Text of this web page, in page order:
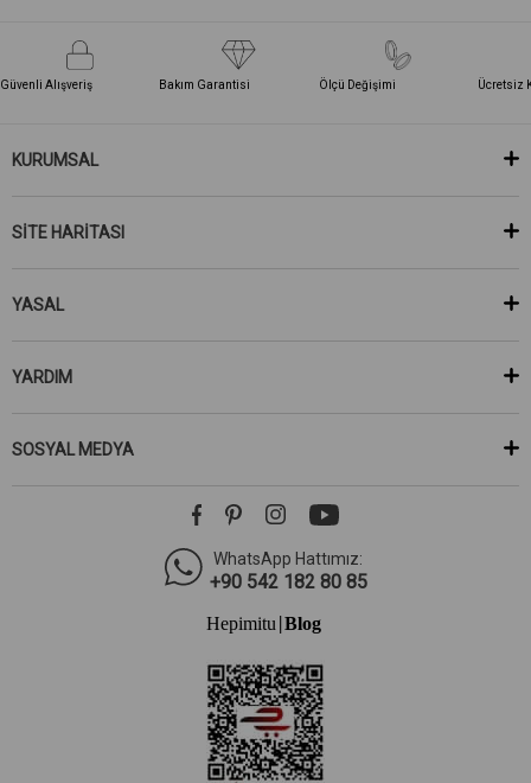
Güvenli Alışveriş Bakım Garantisi Ölçü Değişimi Ücretsiz
KURUMSAL
SİTE HARİTASI
YASAL
YARDIM
SOSYAL MEDYA
WhatsApp Hattımız:
+90 542 182 80 85
Hepimitu| Blog